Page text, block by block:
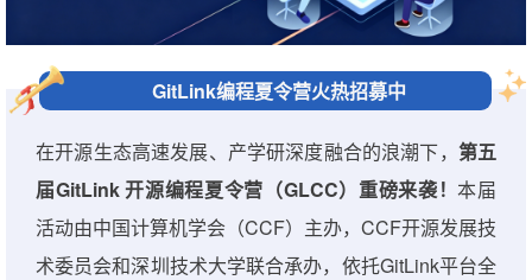
GitLink编程夏令营火热招募中
在开源生态高速发展、产学研深度融合的浪潮下， 第五
届GitLink 开源编程夏令营（GLCC） 重磅来袭！本届
活动由中国计算机学会（CCF）主办，CCF开源发展技
术委员会和深圳技术大学联合承办，依托GitLink平台全